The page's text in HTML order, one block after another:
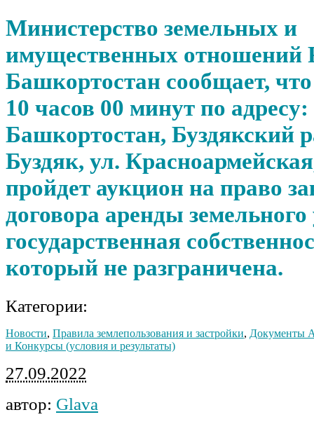
Министерство земельных и
имущественных отношений
Башкортостан сообщает,
10 часов 00 минут по
Башкортостан, Буздякский
Буздяк, ул.
пройдет аукцион на право
договора аренды земельного
государственная
который не разграничена.
Категории:
Новости, Правила землепользования и застройки, Документы
и Конкурсы (условия и результаты)
27.09.2022
автор: Glava